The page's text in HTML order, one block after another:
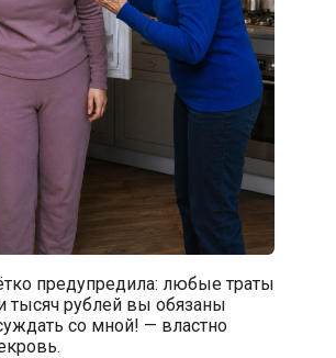
предупредила: любые траты
тысяч рублей вы обязаны
со мной! — властно